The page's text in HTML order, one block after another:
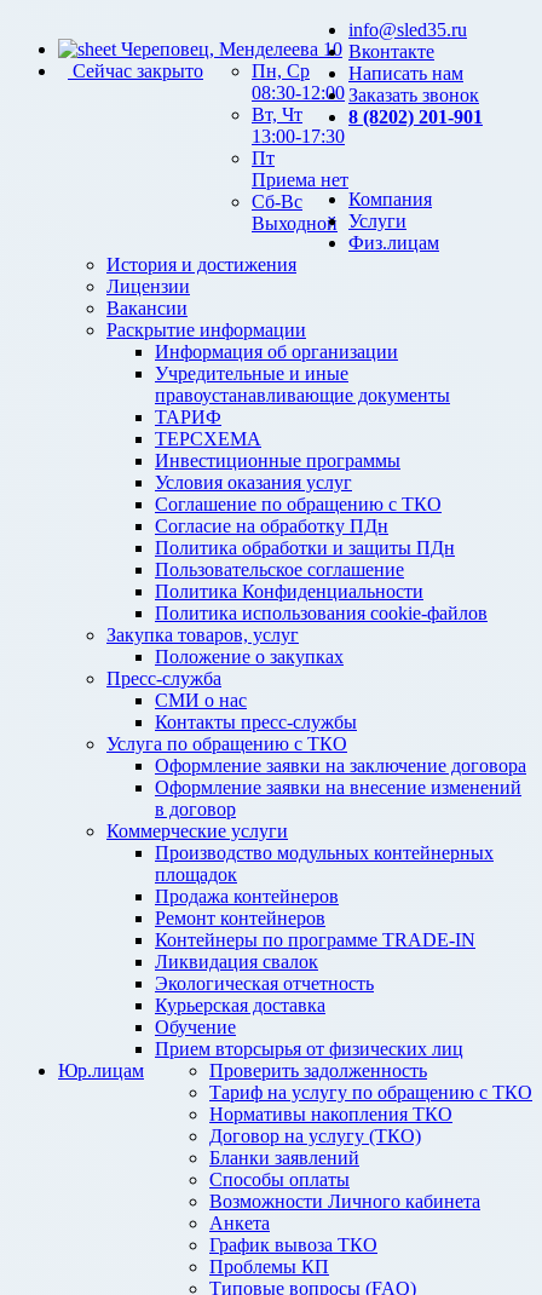
Череповец, Менделеева 10
Сейчас закрыто
Пн, Ср
08:30-12:00
Вт, Чт
13:00-17:30
Пт
Приема нет
Сб-Вс
Выходной
info@sled35.ru
Вконтакте
Написать нам
Заказать звонок
8 (8202) 201-901
Компания
История и достижения
Лицензии
Вакансии
Раскрытие информации
Информация об организации
Учредительные и иные
правоустанавливающие документы
ТАРИФ
ТЕРСХЕМА
Инвестиционные программы
Условия оказания услуг
Соглашение по обращению с ТКО
Согласие на обработку ПДн
Политика обработки и защиты ПДн
Пользовательское соглашение
Политика Конфиденциальности
Политика использования cookie-файлов
Закупка товаров, услуг
Положение о закупках
Пресс-служба
СМИ о нас
Контакты пресс-службы
Услуги
Услуга по обращению с ТКО
Оформление заявки на заключение договора
Оформление заявки на внесение изменений
в договор
Коммерческие услуги
Производство модульных контейнерных
площадок
Продажа контейнеров
Ремонт контейнеров
Контейнеры по программе TRADE-IN
Ликвидация свалок
Экологическая отчетность
Курьерская доставка
Обучение
Прием вторсырья от физических лиц
Физ.лицам
Проверить задолженность
Тариф на услугу по обращению с ТКО
Нормативы накопления ТКО
Договор на услугу (ТКО)
Бланки заявлений
Способы оплаты
Возможности Личного кабинета
Анкета
График вывоза ТКО
Проблемы КП
Типовые вопросы (FAQ)
Юр.лицам